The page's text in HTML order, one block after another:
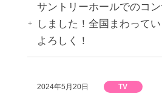
サントリーホールでのコ
しました！全国まわって
よろしく！
2024年5月20日 TV